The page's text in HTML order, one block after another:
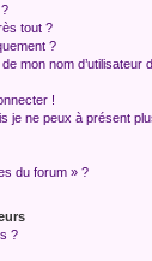
tout ?
?
mon nom
!
je ne peux à présent
du forum » ?
?